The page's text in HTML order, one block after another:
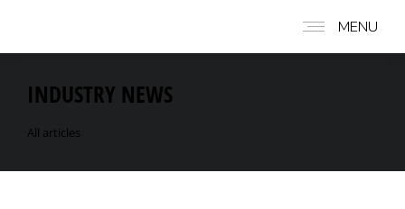
MENU
INDUSTRY NEWS
All articles